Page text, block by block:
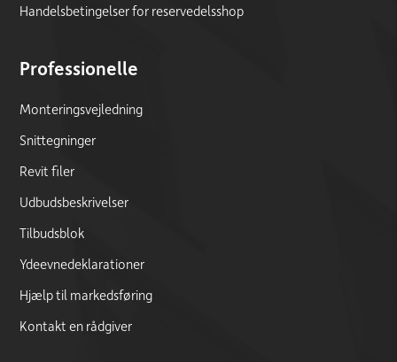
Handelsbetingelser for reservedelsshop
Professionelle
Monteringsvejledning
Snittegninger
Revit filer
Udbudsbeskrivelser
Tilbudsblok
Ydeevnedeklarationer
Hjælp til markedsføring
Kontakt en rådgiver